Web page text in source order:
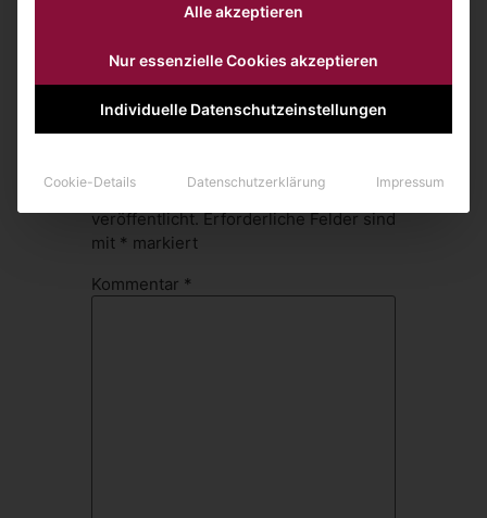
info@saatgut2000.d
Deine E-Mail-Adresse wird nicht
veröffentlicht. Erforderliche Felder sind
mit * markiert
Kommentar *
Alle akzeptieren
Nur essenzielle Cookies akzeptieren
Individuelle Datenschutzeinstellungen
Cookie-Details Datenschutzerklärung Impressum